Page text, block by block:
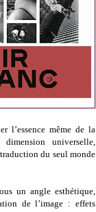
l’essence même de la
universelle,
du seul monde
un angle esthétique,
de l’image : effets